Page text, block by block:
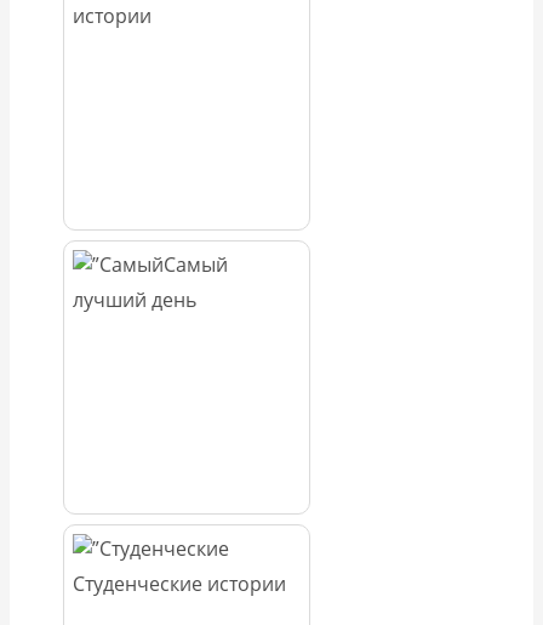
истории
Самый
лучший день
Студенческие истории